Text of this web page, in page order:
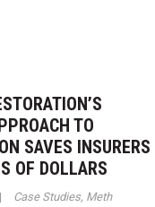
TO
SAVES INSURERS
OF DOLLARS
| Case Studies, Meth